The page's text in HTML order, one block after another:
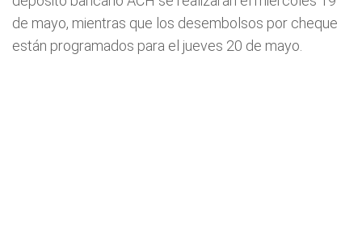
de mayo, mientras que los desembolsos por cheque
están programados para el jueves 20 de mayo.